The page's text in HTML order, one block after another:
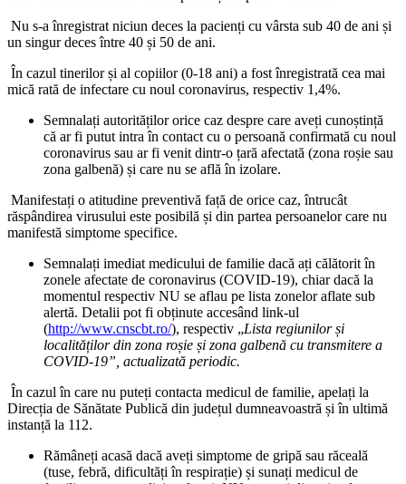
Nu s-a înregistrat niciun deces la pacienți cu vârsta sub 40 de ani și
un singur deces între 40 și 50 de ani.
În cazul tinerilor și al copiilor (0-18 ani) a fost înregistrată cea mai
mică rată de infectare cu noul coronavirus, respectiv 1,4%.
Semnalați autorităților orice caz despre care aveți cunoștință
că ar fi putut intra în contact cu o persoană confirmată cu noul
coronavirus sau ar fi venit dintr-o țară afectată (zona roșie sau
zona galbenă) și care nu se află în izolare.
Manifestați o atitudine preventivă față de orice caz, întrucât
răspândirea virusului este posibilă și din partea persoanelor care nu
manifestă simptome specifice.
Semnalați imediat medicului de familie dacă ați călătorit în
zonele afectate de coronavirus (COVID-19), chiar dacă la
momentul respectiv NU se aflau pe lista zonelor aflate sub
alertă. Detalii pot fi obținute accesând link-ul
(http://www.cnscbt.ro/), respectiv „Lista regiunilor și
localităților din zona roșie și zona galbenă cu transmitere a
COVID-19”, actualizată periodic.
În cazul în care nu puteți contacta medicul de familie, apelați la
Direcția de Sănătate Publică din județul dumneavoastră și în ultimă
instanță la 112.
Rămâneți acasă dacă aveți simptome de gripă sau răceală
(tuse, febră, dificultăți în respirație) și sunați medicul de